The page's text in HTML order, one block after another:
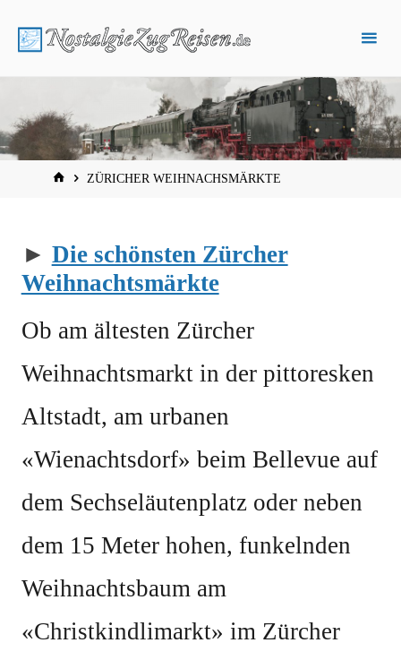
Inhalt
START
ZÜRICHER WEIHNACHSMÄRKTE
► Die schönsten Zürcher
Weihnachtsmärkte
Ob am ältesten Zürcher
Weihnachtsmarkt in der pittoresken
Altstadt, am urbanen
«Wienachtsdorf» beim Bellevue auf
dem Sechseläutenplatz oder neben
dem 15 Meter hohen, funkelnden
Weihnachtsbaum am
«Christkindlimarkt» im Zürcher